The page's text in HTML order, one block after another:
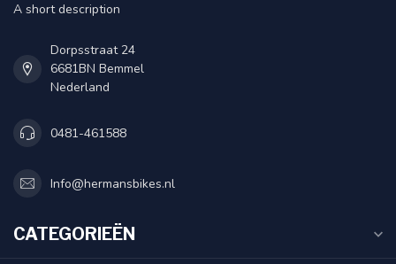
A short description
Dorpsstraat 24
6681BN Bemmel
Nederland
0481-461588
Info@hermansbikes.nl
CATEGORIEËN